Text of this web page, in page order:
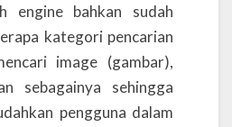
engine bahkan sudah
kategori pencarian
image (gambar),
sebagainya sehingga
pengguna dalam